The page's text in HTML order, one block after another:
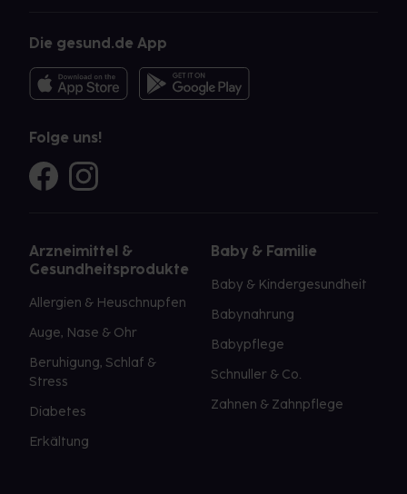
Die gesund.de App
Folge uns!
Arzneimittel &
Gesundheitsprodukte
Allergien & Heuschnupfen
Auge, Nase & Ohr
Beruhigung, Schlaf &
Stress
Diabetes
Erkältung
Baby & Familie
Baby & Kindergesundheit
Babynahrung
Babypflege
Schnuller & Co.
Zahnen & Zahnpflege